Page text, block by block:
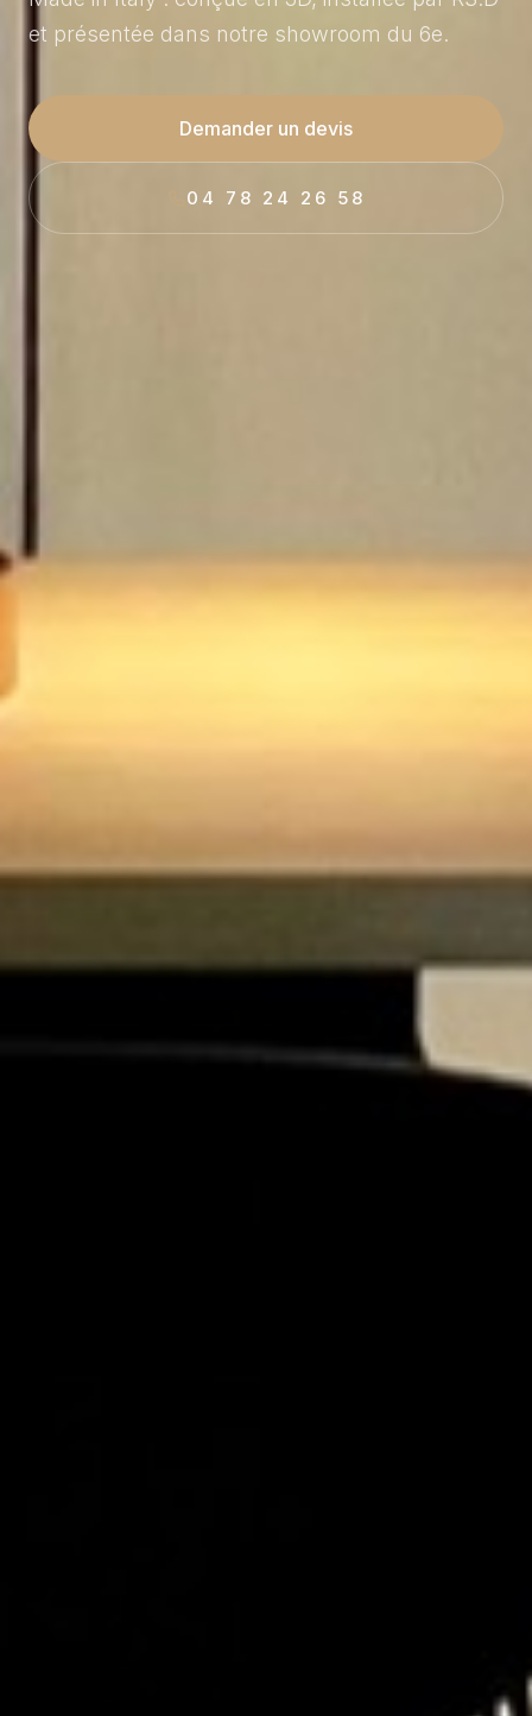
et présentée dans notre showroom du 6e.
Demander un devis
04 78 24 26 58